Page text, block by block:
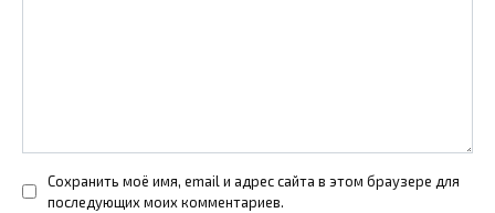
Сохранить моё имя, email и адрес сайта в этом браузере для
последующих моих комментариев.